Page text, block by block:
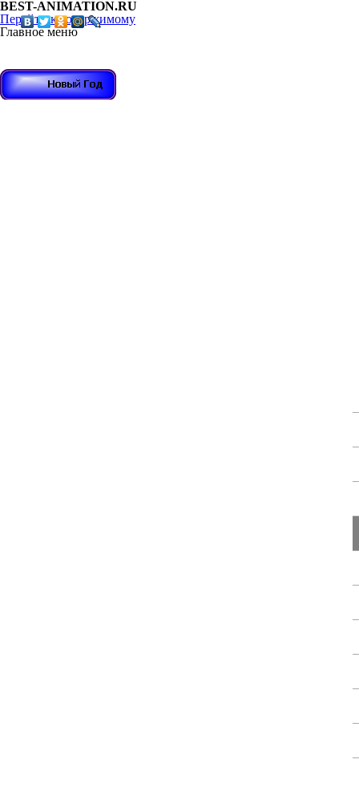
BEST-ANIMATION.RU
Перейти к содержимому
Главное меню